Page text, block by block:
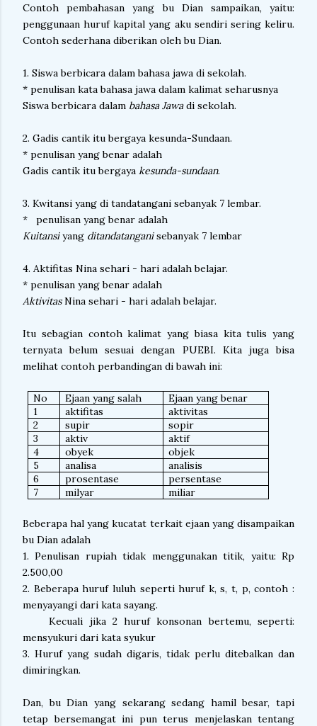
Contoh pembahasan yang bu Dian sampaikan, yaitu:
penggunaan huruf kapital yang aku sendiri sering keliru.
Contoh sederhana diberikan oleh bu Dian.
1. Siswa berbicara dalam bahasa jawa di sekolah.
* penulisan kata bahasa jawa dalam kalimat seharusnya
Siswa berbicara dalam bahasa Jawadi sekolah.
2. Gadis cantik itu bergaya kesunda-Sundaan.
* penulisan yang benar adalah
Gadis cantik itu bergaya kesunda-sundaan.
3. Kwitansi yang di tandatangani sebanyak 7 lembar.
* penulisan yang benar adalah
Kuitansiyang ditandatanganisebanyak 7 lembar
4. Aktifitas Nina sehari - hari adalah belajar.
* penulisan yang benar adalah
AktivitasNina sehari - hari adalah belajar.
Itu sebagian contoh kalimat yang biasa kita tulis yang
ternyata belum sesuai dengan PUEBI. Kita juga bisa
melihat contoh perbandingan di bawah ini:
No Ejaan yang salah
Ejaan yang benar
1
aktifitas
aktivitas
2
supir
sopir
3
aktiv
aktif
4
obyek
objek
5
analisa
analisis
6
prosentase
persentase
7
milyar miliar
Beberapa hal yang kucatat terkait ejaan yang disampaikan
bu Dian adalah
1. Penulisan rupiah tidak menggunakan titik, yaitu: Rp
2.500,00
2. Beberapa huruf luluh seperti huruf k, s, t, p, contoh :
menyayangi dari kata sayang.
Kecuali jika 2 huruf konsonan bertemu, seperti:
mensyukuri dari kata syukur
3. Huruf yang sudah digaris, tidak perlu ditebalkan dan
dimiringkan.
Dan, bu Dian yang sekarang sedang hamil besar, tapi
tetap bersemangat ini pun terus menjelaskan tentang